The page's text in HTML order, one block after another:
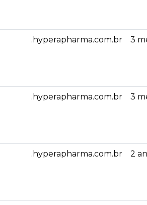
.hyperapharma.com.br 3
.hyperapharma.com.br 3
.hyperapharma.com.br 2